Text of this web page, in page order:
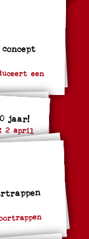
een
jaar!
2 april